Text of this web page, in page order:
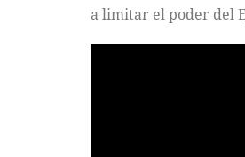
a limitar el poder del